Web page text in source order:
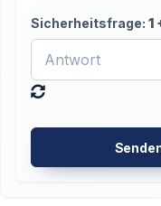
Sicherheitsfrage: 1